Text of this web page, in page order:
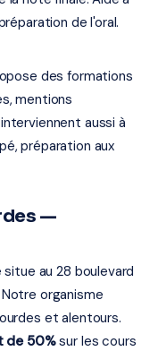
de l'oral.
des formations
mentions
aussi à
préparation aux
—
au 28 boulevard
organisme
et alentours.
de 50%sur les cours